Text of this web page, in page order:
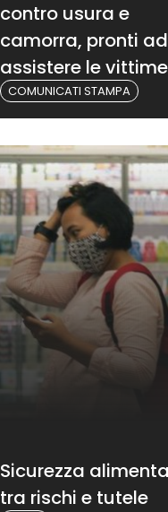
contro usura e
camorra, pronti ad
assistere le vittime
COMUNICATI STAMPA
Sicurezza
tra rischi e tutele